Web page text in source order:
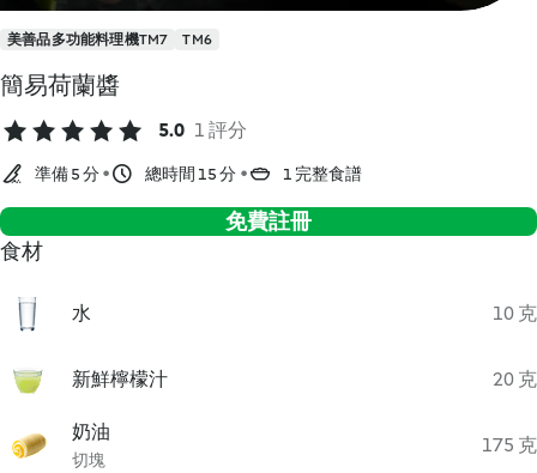
美善品多功能料理機TM7 TM6
簡易荷蘭醬
5.0 1 評分
準備 5 分 總時間 15 分 1 完整食譜
免費註冊
食材
水 10 克
新鮮檸檬汁 20 克
奶油
切塊
175 克